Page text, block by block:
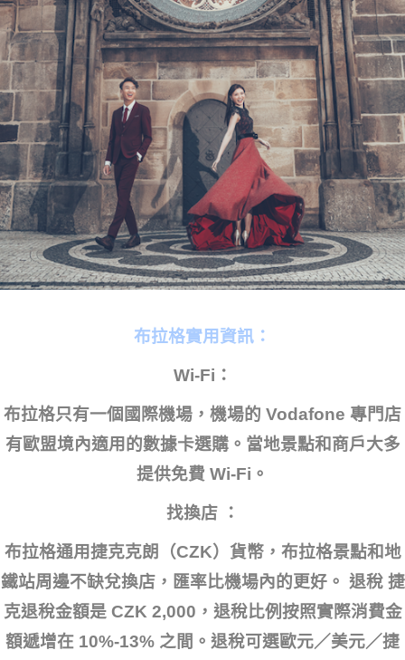
布拉格實用資訊：
Wi-Fi：
布拉格只有一個國際機場，機場的 Vodafone 專門店
有歐盟境內適用的數據卡選購。當地景點和商戶大多
提供免費 Wi-Fi。
找換店 ：
布拉格通用捷克克朗（CZK）貨幣，布拉格景點和地
鐵站周邊不缺兌換店，匯率比機場內的更好。 退稅 捷
克退稅金額是 CZK 2,000，退稅比例按照實際消費金
額遞增在 10%-13% 之間。退稅可選歐元／美元／捷